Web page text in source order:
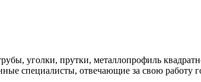
уголки, прутки, металлопрофиль
специалисты, отвечающие за свою работу